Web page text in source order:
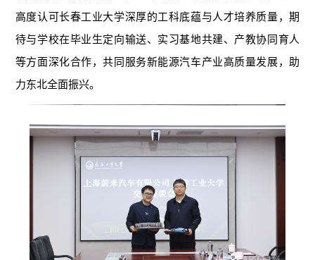
高度认可长春工业大学深厚的工科底蕴与人才培养质量，期
待与学校在毕业生定向输送、实习基地共建、产教协同育人
等方面深化合作，共同服务新能源汽车产业高质量发展，助
力东北全面振兴。